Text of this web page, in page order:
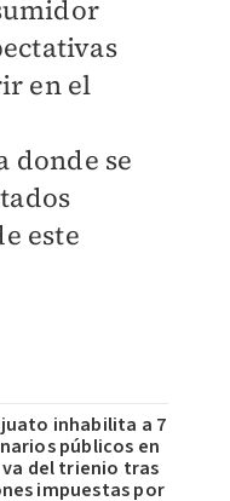
en el
donde se
este
inhabilita a 7
públicos en
va del trienio tras
impuestas por